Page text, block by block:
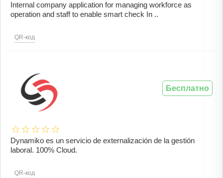
Internal company application for managing workforce as
operation and staff to enable smart check In ..
QR-код
Dynamiko es un servicio de externalización de la gestión
laboral. 100% Cloud.
QR-код
Бесплатно